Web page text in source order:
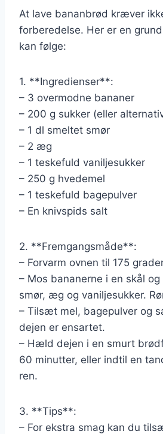
At lave bananbrød kræver
forberedelse. Her er en
kan følge:
1. **Ingredienser**:
– 3 overmodne bananer
– 200 g sukker (eller
– 1 dl smeltet smør
– 2 æg
– 1 teskefuld vaniljesukker
– 250 g hvedemel
– 1 teskefuld bagepulver
– En knivspids salt
2. **Fremgangsmåde**:
– Forvarm ovnen til 175
– Mos bananerne i en skål
smør, æg og vaniljesukker.
– Tilsæt mel, bagepulver og
dejen er ensartet.
– Hæld dejen i en smurt
60 minutter, eller indtil en
ren.
3. **Tips**:
– For ekstra smag kan du